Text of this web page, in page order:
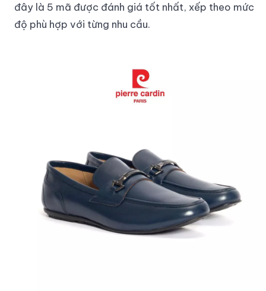
đây là 5 mã được đánh giá tốt nhất, xếp theo mức
độ phù hợp với từng nhu cầu.